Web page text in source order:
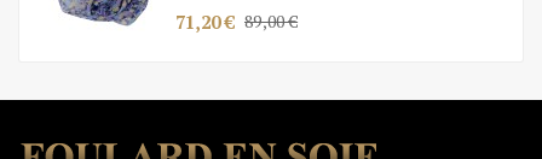
71,20 € 89,00 €